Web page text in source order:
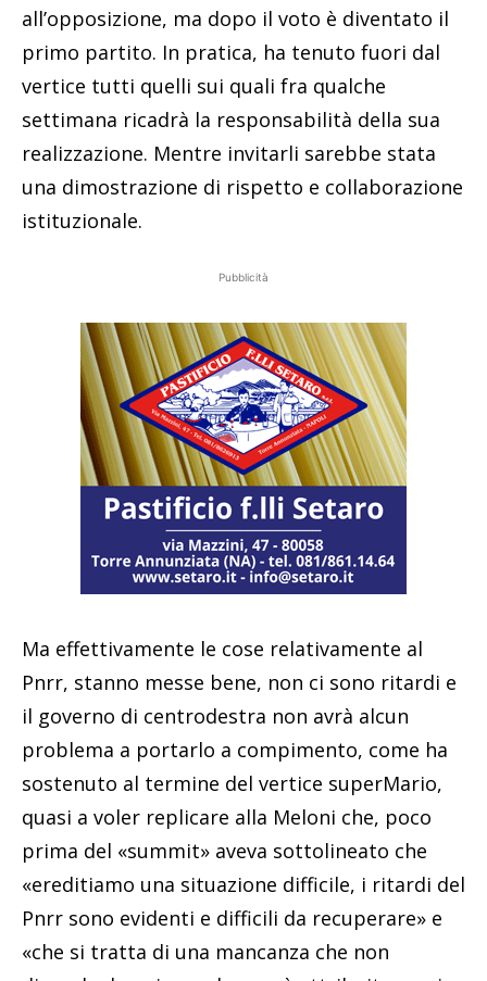
all’opposizione, ma dopo il voto è diventato il
primo partito. In pratica, ha tenuto fuori dal
vertice tutti quelli sui quali fra qualche
settimana ricadrà la responsabilità della sua
realizzazione. Mentre invitarli sarebbe stata
una dimostrazione di rispetto e collaborazione
istituzionale.
Pubblicità
Ma effettivamente le cose relativamente al
Pnrr, stanno messe bene, non ci sono ritardi e
il governo di centrodestra non avrà alcun
problema a portarlo a compimento, come ha
sostenuto al termine del vertice superMario,
quasi a voler replicare alla Meloni che, poco
prima del «summit» aveva sottolineato che
«ereditiamo una situazione difficile, i ritardi del
Pnrr sono evidenti e difficili da recuperare» e
«che si tratta di una mancanza che non